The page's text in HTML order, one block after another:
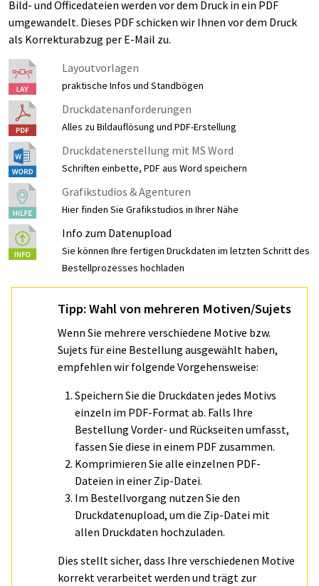
Bild- und Officedateien werden vor dem Druck in ein PDF
umgewandelt. Dieses PDF schicken wir Ihnen vor dem Druck
als Korrekturabzug per E-Mail zu.
Layoutvorlagen
praktische Infos und Standbögen
Druckdatenanforderungen
Alles zu Bildauflösung und PDF-Erstellung
Druckdatenerstellung mit MS Word
Schriften einbette, PDF aus Word speichern
Grafikstudios & Agenturen
Hier finden Sie Grafikstudios in Ihrer Nähe
Info zum Datenupload
Sie können Ihre fertigen Druckdaten im letzten Schritt des
Bestellprozesses hochladen
Tipp: Wahl von mehreren Motiven/Sujets
Wenn Sie mehrere verschiedene Motive bzw.
Sujets für eine Bestellung ausgewählt haben,
empfehlen wir folgende Vorgehensweise:
Speichern Sie die Druckdaten jedes Motivs
einzeln im PDF-Format ab. Falls Ihre
Bestellung Vorder- und Rückseiten umfasst,
fassen Sie diese in einem PDF zusammen.
Komprimieren Sie alle einzelnen PDF-
Dateien in einer Zip-Datei.
Im Bestellvorgang nutzen Sie den
Druckdatenupload, um die Zip-Datei mit
allen Druckdaten hochzuladen.
Dies stellt sicher, dass Ihre verschiedenen Motive
korrekt verarbeitet werden und trägt zur